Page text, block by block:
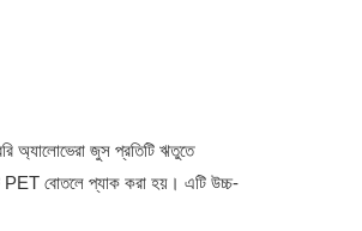
অ্যালোভেরা জুস প্রতিটি ঋতুতে
PET বোতলে প্যাক করা হয়। এটি উচ্চ-